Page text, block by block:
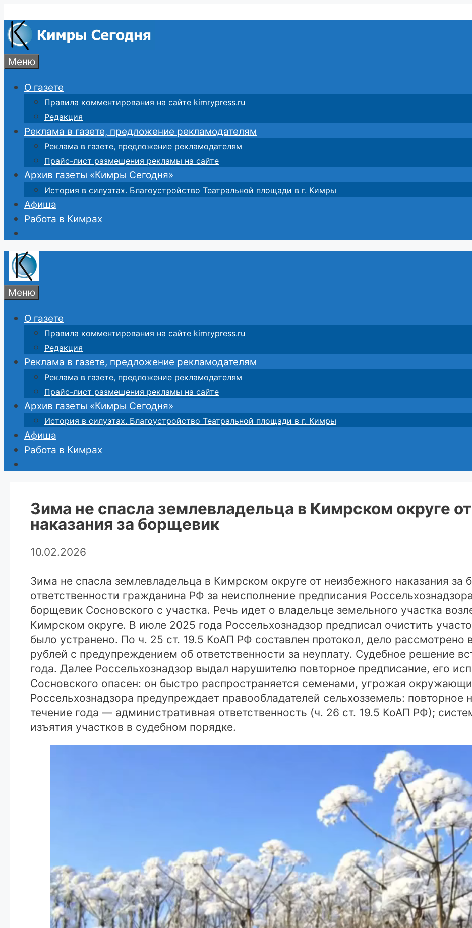
к
содержимому
Меню
О газете
Правила комментирования на сайте kimrypress.ru
Редакция
Реклама в газете, предложение рекламодателям
Реклама в газете, предложение рекламодателям
Прайс-лист размещения рекламы на сайте
Архив газеты «Кимры Сегодня»
История в силуэтах. Благоустройство Театральной площади в г. Кимры
Афиша
Работа в Кимрах
Меню
О газете
Правила комментирования на сайте kimrypress.ru
Редакция
Реклама в газете, предложение рекламодателям
Реклама в газете, предложение рекламодателям
Прайс-лист размещения рекламы на сайте
Архив газеты «Кимры Сегодня»
История в силуэтах. Благоустройство Театральной площади в г. Кимры
Афиша
Работа в Кимрах
Зима не спасла землевладельца в Кимрском округе
наказания за борщевик
10.02.2026
Зима не спасла землевладельца в Кимрском округе от неизбежного наказания за
ответственности гражданина РФ за неисполнение предписания
борщевик Сосновского с участка. Речь идет о владельце земельного участка
Кимрском округе. В июле 2025 года Россельхознадзор предписал очистить
было устранено. По ч. 25 ст. 19.5 КоАП РФ составлен протокол, дело рассмотрено
рублей с предупреждением об ответственности за неуплату. Судебное решение
года. Далее Россельхознадзор выдал нарушителю повторное предписание, его
Сосновского опасен: он быстро распространяется семенами, угрожая
Россельхознадзора предупреждает правообладателей сельхозземель: повторное
течение года — административная ответственность (ч. 26 ст. 19.5 КоАП РФ);
изъятия участков в судебном порядке.